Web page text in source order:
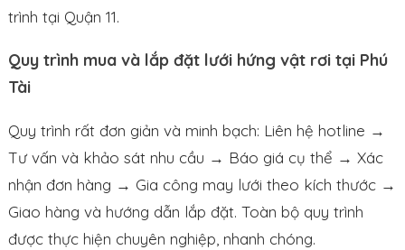
trình tại Quận 11.
Quy trình mua và lắp đặt lưới hứng vật rơi tại Phú
Tài
Quy trình rất đơn giản và minh bạch: Liên hệ hotline →
Tư vấn và khảo sát nhu cầu → Báo giá cụ thể → Xác
nhận đơn hàng → Gia công may lưới theo kích thước →
Giao hàng và hướng dẫn lắp đặt. Toàn bộ quy trình
được thực hiện chuyên nghiệp, nhanh chóng.